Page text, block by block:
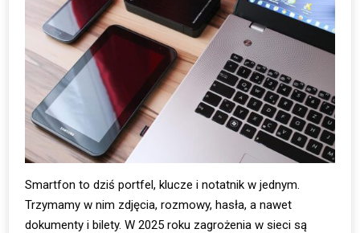
Smartfon to dziś portfel, klucze i notatnik w jednym.
Trzymamy w nim zdjęcia, rozmowy, hasła, a nawet
dokumenty i bilety. W 2025 roku zagrożenia w sieci są